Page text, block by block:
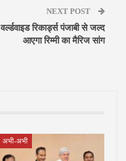
NEXT POST
वर्ल्डवाइड रिकार्ड्स पंजाबी से जल्द
आएगा रिम्मी का मैरिज सांग
अभी-अभी